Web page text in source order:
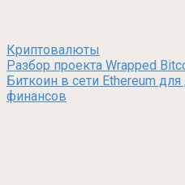
Криптовалюты
Разбор проекта Wrapped
Биткоин в сети Ethereum
финансов